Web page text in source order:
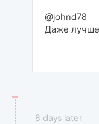
@johnd78
Даже
8 days later